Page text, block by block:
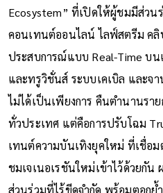
Ecosystem” ที่เปิดให้ผู้ชมมีส่วน
คอนเทนต์ออนไลน์ ไลฟ์สตรีม คลิ
ประสบการณ์แบบ Real-Time บ
และทรูวิชั่นส์ ระบบเคเบิล และจ
ไม่ได้เป็นเพียงการ คืนตำนานรา
ทั่วประเทศ แต่คือการปรับโฉม
เทนต์ความบันเทิงยุคใหม่ ที่เชื่อ
ชมเจเนอเรชันใหม่เข้าไว้ด้วยกั
ส่วนร่วมที่ไร้ขีดจำกัด พร้อมตอก